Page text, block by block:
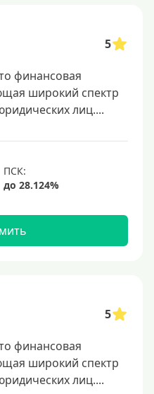
5
финансовая
широкий спектр
лиц....
5
финансовая
широкий спектр
лиц....